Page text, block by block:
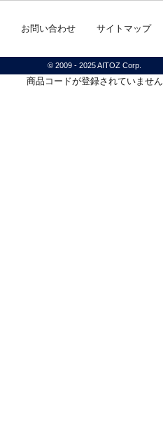
お問い合わせ サイトマップ
© 2009 - 2025 AITOZ Corp.
商品コードが登録されていません